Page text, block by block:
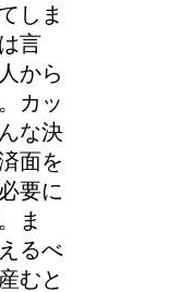
しま
言
から
カッ
な決
面を
要に
ま
るべ
むと